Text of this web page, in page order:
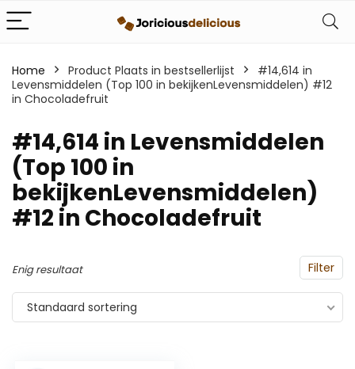
Home Product Plaats in bestsellerlijst
#14,614 in
Levensmiddelen (Top 100 in bekijkenLevensmiddelen) #12
in Chocoladefruit
#14,614 in Levensmiddelen
(Top 100 in
bekijkenLevensmiddelen)
#12 in Chocoladefruit
Filter
Enig resultaat
Standaard sortering